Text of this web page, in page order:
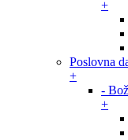
+
Poslovna
+
-
+